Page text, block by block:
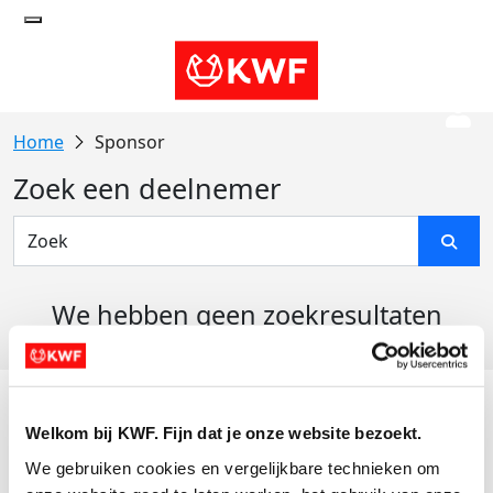
Welkom bij KWF. Fijn dat je onze website bezoekt.
We gebruiken cookies en vergelijkbare technieken om
Sponsor
Zoek een deelnemer
We hebben geen zoekresultaten
Actiematerialen
Evenementen